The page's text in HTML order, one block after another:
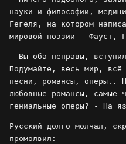
науки и философии,
Гегеля, на котором
мировой поэзии - Фауст,
- Вы оба неправы,
Подумайте, весь мир, всё
песни, романсы, оперы..
любовные романсы, самые
гениальные оперы? - На
Русский долго молчал,
промолвил: